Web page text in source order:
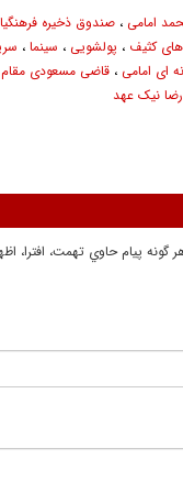
امامی ، صندوق ذخیره
کثیف ، پولشویی ، سینما ،
ای امامی ، قاضی مسعودی مقام
نیک عهد
گونه پيام حاوي تهمت، افترا،